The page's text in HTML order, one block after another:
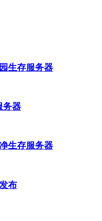
生存服务器
务器
生存服务器
布